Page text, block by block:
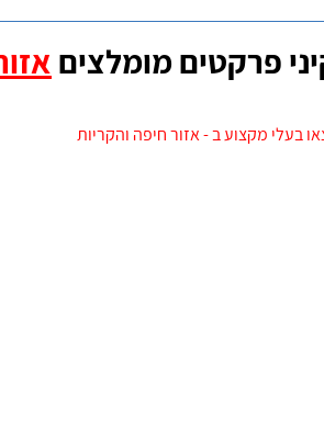
פרקטים מומלצים
בעלי מקצוע ב - אזור חיפה והקריות